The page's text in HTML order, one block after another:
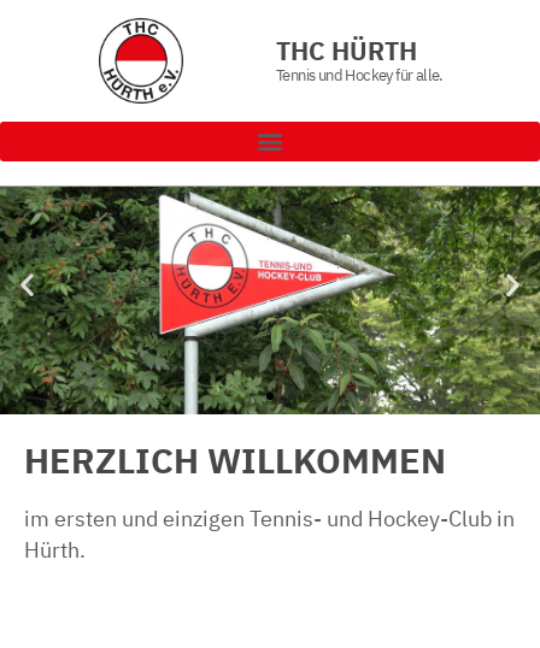
THC HÜRTH
Tennis und Hockey für alle.
HERZLICH WILLKOMMEN
im ersten und einzigen Tennis- und Hockey-Club in
Hürth.